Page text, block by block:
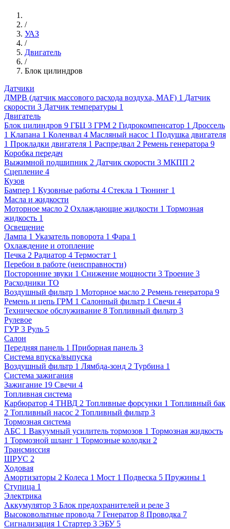
/
УАЗ
/
Двигатель
/
Блок цилиндров
Датчики
ДМРВ (датчик массового расхода воздуха, MAF) 1 Датчик
скорости 3 Датчик температуры 1
Двигатель
Блок цилиндров 9 ГБЦ 3 ГРМ 2 Гидрокомпенсатор 1 Дроссель
1 Клапана 1 Коленвал 4 Масляный насос 1 Подушка двигателя
1 Прокладки двигателя 1 Распредвал 2 Ремень генератора 9
Коробка передач
Выжимной подшипник 2 Датчик скорости 3 МКПП 2
Сцепление 4
Кузов
Бампер 1 Кузовные работы 4 Стекла 1 Тюнинг 1
Масла и жидкости
Моторное масло 2 Охлаждающие жидкости 1 Тормозная
жидкость 1
Освещение
Лампа 1 Указатель поворота 1 Фара 1
Охлаждение и отопление
Печка 2 Радиатор 4 Термостат 1
Перебои в работе (неисправности)
Посторонние звуки 1 Снижение мощности 3 Троение 3
Расходники ТО
Воздушный фильтр 1 Моторное масло 2 Ремень генератора 9
Ремень и цепь ГРМ 1 Салонный фильтр 1 Свечи 4
Техническое обслуживание 8 Топливный фильтр 3
Рулевое
ГУР 3 Руль 5
Салон
Передняя панель 1 Приборная панель 3
Система впуска/выпуска
Воздушный фильтр 1 Лямбда-зонд 2 Турбина 1
Система зажигания
Зажигание 19 Свечи 4
Топливная система
Карбюратор 4 ТНВД 2 Топливные форсунки 1 Топливный бак
2 Топливный насос 2 Топливный фильтр 3
Тормозная система
АБС 1 Вакуумный усилитель тормозов 1 Тормозная жидкость
1 Тормозной шланг 1 Тормозные колодки 2
Трансмиссия
ШРУС 2
Ходовая
Амортизаторы 2 Колеса 1 Мост 1 Подвеска 5 Пружины 1
Ступица 1
Электрика
Аккумулятор 3 Блок предохранителей и реле 3
Высоковольтные провода 7 Генератор 8 Проводка 7
Сигнализация 1 Стартер 3 ЭБУ 5